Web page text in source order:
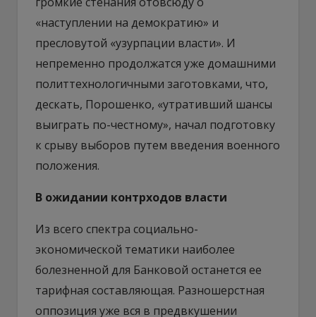
«наступлении на демократию» и
пресловутой «узурпации власти». И
непременно продолжатся уже домашними
политтехнологичными заготовками, что,
дескать, Порошенко, «утративший шансы
выиграть по-честному», начал подготовку
к срыву выборов путем введения военного
положения.
В ожидании контрходов власти
Из всего спектра социально-
экономической тематики наиболее
болезненной для Банковой останется ее
тарифная составляющая. Разношерстная
оппозиция уже вся в предвкушении